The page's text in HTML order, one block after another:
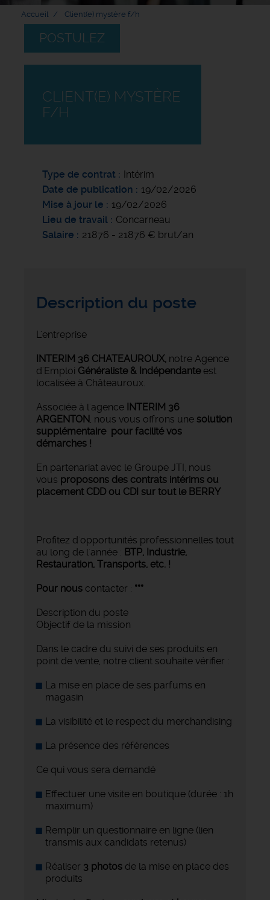
Accueil Client(e) mystère f/h
POSTULEZ
CLIENT(E) MYSTÈRE
F/H
Type de contrat
Intérim
Date de publication
19/02/2026
Mise à jour le
19/02/2026
Lieu de travail
Concarneau
Salaire
21876 - 21876 € brut/an
Description du poste
L'entreprise
INTERIM 36 CHATEAUROUX, notre Agence
d'Emploi Généraliste & Indépendante est
localisée à Châteauroux.
Associée à l'agence INTERIM 36
ARGENTON, nous vous offrons une solution
supplémentaire pour facilité vos
démarches !
En partenariat avec le Groupe JTI, nous
vous proposons des contrats intérims ou
placement CDD ou CDI sur tout le BERRY
Profitez d'opportunités professionnelles tout
au long de l'année : BTP, Industrie,
Restauration, Transports, etc. !
Pour nous contacter : ***
Description du poste
Objectif de la mission
Dans le cadre du suivi de ses produits en
point de vente, notre client souhaite vérifier :
La mise en place de ses parfums en
magasin
La visibilité et le respect du merchandising
La présence des références
Ce qui vous sera demandé
Effectuer une visite en boutique (durée : 1h
maximum)
Remplir un questionnaire en ligne (lien
transmis aux candidats retenus)
Réaliser 3 photos de la mise en place des
produits